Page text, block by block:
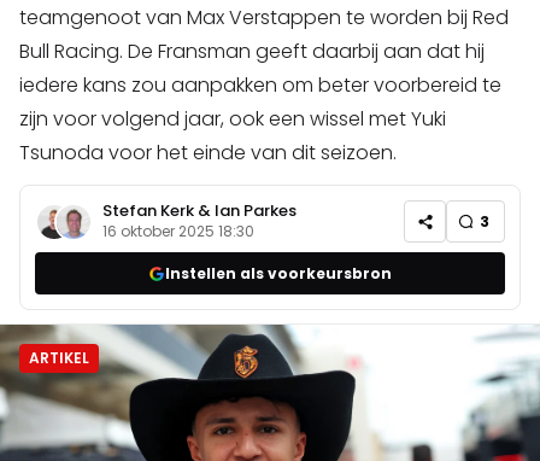
teamgenoot van Max Verstappen te worden bij Red
Bull Racing. De Fransman geeft daarbij aan dat hij
iedere kans zou aanpakken om beter voorbereid te
zijn voor volgend jaar, ook een wissel met Yuki
Tsunoda voor het einde van dit seizoen.
Stefan Kerk & Ian Parkes
16 oktober 2025 18:30 3
Instellen als voorkeursbron
ARTIKEL